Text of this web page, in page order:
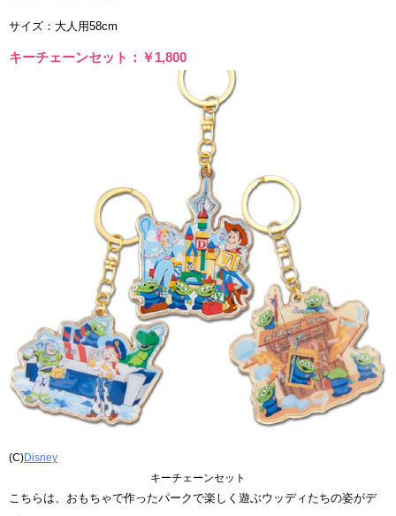
サイズ：大人用58cm
キーチェーンセット：￥1,800
(C)Disney
キーチェーンセット
こちらは、おもちゃで作ったパークで楽しく遊ぶウッディたちの姿がデ